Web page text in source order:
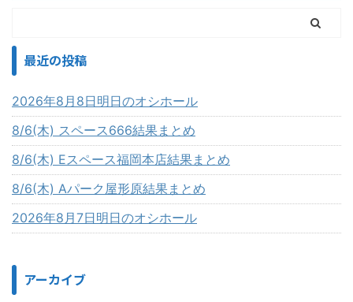
最近の投稿
2026年8月8日明日のオシホール
8/6(木) スペース666結果まとめ
8/6(木) Eスペース福岡本店結果まとめ
8/6(木) Aパーク屋形原結果まとめ
2026年8月7日明日のオシホール
アーカイブ